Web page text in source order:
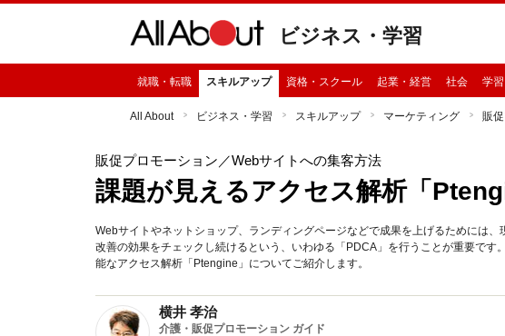
ビジネス・学習
就職・転職 スキルアップ 資格・スクール 起業・経営 社会 学
All About ビジネス・学習 スキルアップ マーケティング 販
販促プロモーション ／Webサイトへの集客方法
課題が見えるアクセス解析「
Webサイトやネットショップ、ランディングページなどで成果を上げるためには、
改善の効果をチェックし続けるという、いわゆる「PDCA」を行うことが重要で
能なアクセス解析「Ptengine」についてご紹介します。
横井 孝治
介護・販促プロモーション ガイド